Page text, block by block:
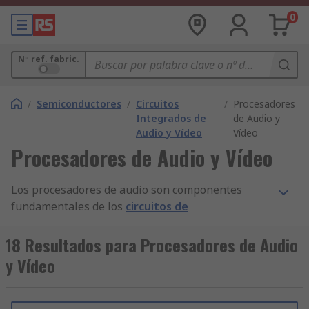
0
Nº ref. fabric.
/ Semiconductores / Circuitos
Integrados de
Audio y Vídeo
/ Procesadores
de Audio y
Vídeo
Procesadores de Audio y Vídeo
Los procesadores de audio son componentes
fundamentales de los circuitos de
transmitir señales de audio. Las señales de audio
se pueden representar electrónicamente en un
formato analógico o digital. Los procesadores
directamente. Los procesadores digitales utilizan
18 Resultados para Procesadores de Audio
y Vídeo